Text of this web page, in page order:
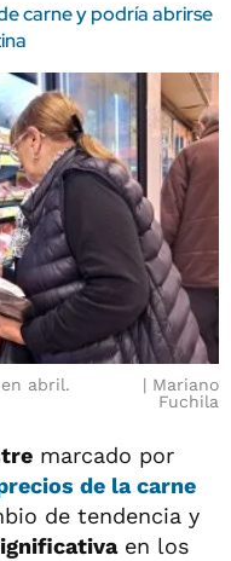
carne y podría abrirse
abril.
Mariano
Fuchila
marcado por
de la carne
de tendencia y
en los